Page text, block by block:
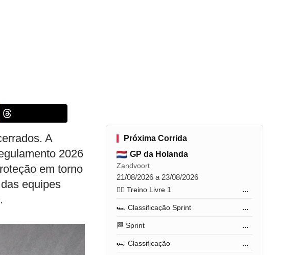
A
2026
em torno
equipes
Próxima Corrida
GP da Holanda
Zandvoort
21/08/2026 a 23/08/2026
🏋️‍♂️ Treino Livre 1 ...
🏎️ Classificação Sprint ...
🏁 Sprint ...
🏎️ Classificação ...